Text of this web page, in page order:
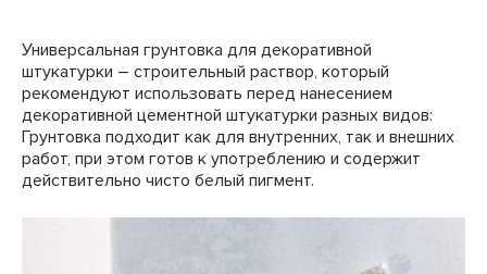
Универсальная грунтовка для декоративной
штукатурки – строительный раствор, который
рекомендуют использовать перед нанесением
декоративной цементной штукатурки разных видов:
Грунтовка подходит как для внутренних, так и внешних
работ, при этом готов к употреблению и содержит
действительно чисто белый пигмент.